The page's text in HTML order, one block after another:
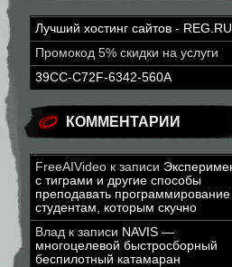
Лучший хостинг сайтов - REG.RU
Промокод 5% скидки на услуги
39CC-C72F-6342-560A
КОММЕНТАРИИ
FreeAIVideo к записи
с тиграми и другие способы
преподавать программирование
студентам, которым скучно
Влад к записи NAVIS —
многоцелевой быстросборный
беспилотный катамаран